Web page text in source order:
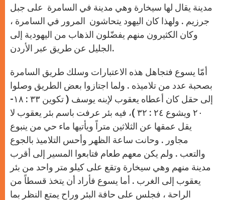
مدينة يقال لها سيخارة وهي مدينة في السامرة على جبل
جرزيم . ولهذا كان اليهود يتحاشون المرور في السامرة ،
وكان الكثيرون منهم يفضّلون الذهاب من اليهودية إلى
الجليل عن طريق عبر الأردن.
أمّا يسوع فتجاهل هذه الاعتبارات وسلك طريق السامرة
بصحبة عدد من تلاميذه . ولما اجتازوا بعض الطريق وصلوا
إلى حقل كان أعطاه يعقوب لإبنه يوسف ( تكوين ٣٣ : ١٨-
٢٠ ويشوع ٢٤ : ٣٢ )، فيه بئر عرفت باسم بئر يعقوب لا
يقل عمقها عن الثلاثين متراً ويأتيها ماء حي من ينبوع
مجاور . وحانت ساعة الظهر وأحس التلاميذ بالجوع
والتعب . ولم يكن معهم طعام فتابعوا المسير إلى أقرب
مدينة منهم وهي سيخارة وتقع على كيلو متر واحد من بئر
يعقوب إلى الغرب . أما يسوع فأراد أن يتخذ قسطاً من
الراحة ، فجلس على حافة البئر وراح يمتع النظر بما